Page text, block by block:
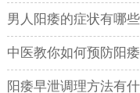
男人阳痿的症状有哪些
中医教你如何预防阳痿
阳痿早泄调理方法有